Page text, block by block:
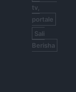
tv,
portale
Sali
Berisha